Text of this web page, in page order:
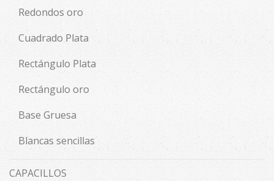
Redondos oro
Cuadrado Plata
Rectángulo Plata
Rectángulo oro
Base Gruesa
Blancas sencillas
CAPACILLOS